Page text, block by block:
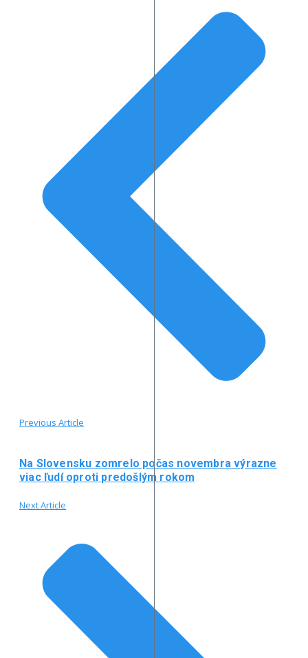
Previous Article
Na Slovensku zomrelo počas novembra výrazne
viac ľudí oproti predošlým rokom
Next Article